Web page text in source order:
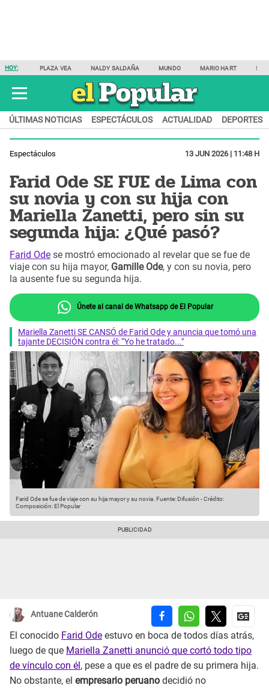
HOY: PLAZA VEA NALDY SALDAÑA MUNDO MARIO HART
ÚLTIMAS NOTICIAS ESPECTÁCULOS ACTUALIDAD DEPORTES
Espectáculos 13 JUN 2026 | 11:48 H
Farid Ode SE FUE de Lima con
su novia y con su hija con
Mariella Zanetti, pero sin su
segunda hija: ¿Qué pasó?
Farid Ode se mostró emocionado al revelar que se fue de
viaje con su hija mayor, Gamille Ode, y con su novia, pero
la ausente fue su segunda hija.
Únete al canal de Whatsapp de El Popular
Mariella Zanetti SE CANSÓ de Farid Ode y anuncia que tomó una
tajante DECISIÓN contra él: “Yo he tratado..."
Farid Ode se fue de viaje con su hija mayor y su novia. Fuente: Difusión -Crédito:
Composición: El Popular
Antuane Calderón
El conocido Farid Ode estuvo en boca de todos días atrás,
luego de que Mariella Zanetti anunció que cortó todo tipo
de vínculo con él , pese a que es el padre de su primera hija.
No obstante, el empresario peruano decidió no